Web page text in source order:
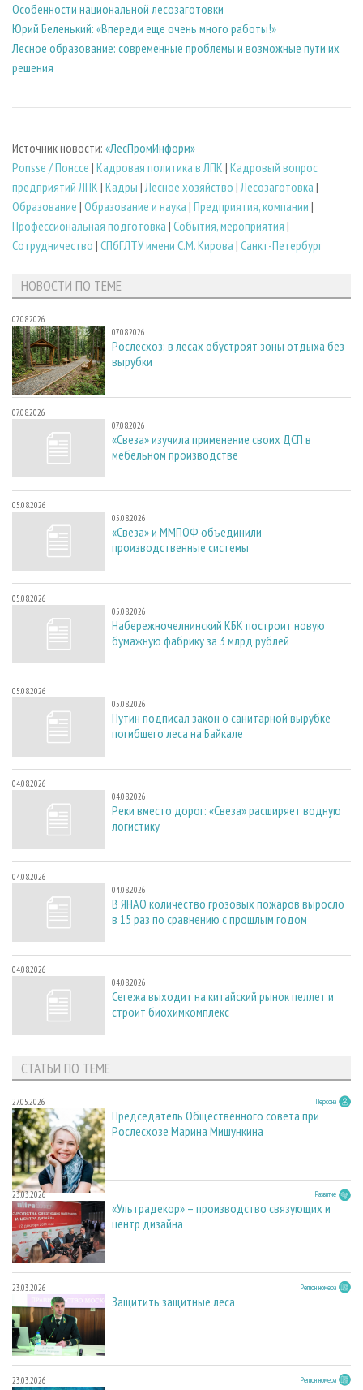
Особенности национальной лесозаготовки
Юрий Беленький: «Впереди еще очень много работы!»
Лесное образование: современные проблемы и возможные пути их
решения
Источник новости: «ЛесПромИнформ»
Ponsse / Понссе | Кадровая политика в ЛПК | Кадровый вопрос
предприятий ЛПК | Кадры | Лесное хозяйство | Лесозаготовка |
Образование | Образование и наука | Предприятия, компании |
Профессиональная подготовка | События, мероприятия |
Сотрудничество | СПбГЛТУ имени С.М. Кирова | Санкт-Петербург
НОВОСТИ ПО ТЕМЕ
07.08.2026
07.08.2026
Рослесхоз: в лесах обустроят зоны отдыха без
вырубки
07.08.2026
07.08.2026
«Свеза» изучила применение своих ДСП в
мебельном производстве
05.08.2026
05.08.2026
«Свеза» и ММПОФ объединили
производственные системы
05.08.2026
05.08.2026
Набережночелнинский КБК построит новую
бумажную фабрику за 3 млрд рублей
05.08.2026
05.08.2026
Путин подписал закон о санитарной вырубке
погибшего леса на Байкале
04.08.2026
04.08.2026
Реки вместо дорог: «Свеза» расширяет водную
логистику
04.08.2026
04.08.2026
В ЯНАО количество грозовых пожаров выросло
в 15 раз по сравнению с прошлым годом
04.08.2026
04.08.2026
Сегежа выходит на китайский рынок пеллет и
строит биохимкомплекс
СТАТЬИ ПО ТЕМЕ
27.05.2026 Персона
Председатель Общественного совета при
Рослесхозе Марина Мишункина
23.03.2026 Развитие
«Ультрадекор» – производство связующих и
центр дизайна
23.03.2026 Регион номера
Защитить защитные леса
23.03.2026 Регион номера